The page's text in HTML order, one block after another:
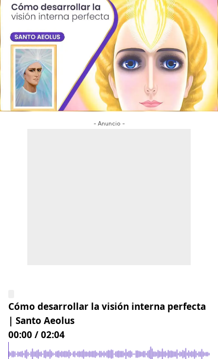
- Anuncio -
Cómo desarrollar la visión interna perfecta
| Santo Aeolus
00:00 /02:04